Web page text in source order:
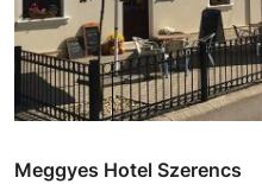
Meggyes Hotel Szerencs